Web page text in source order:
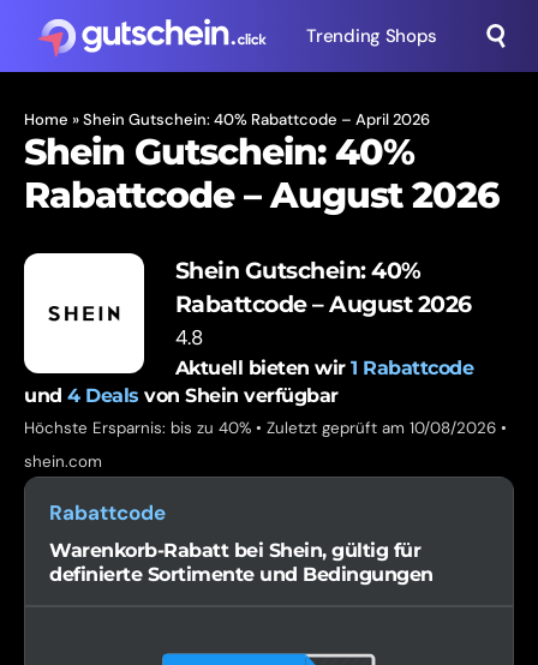
Trending Shops
Shein Gutschein: 40%
Rabattcode – August 2026
Home »Shein Gutschein: 40% Rabattcode – April 2026
Shein Gutschein: 40%
Rabattcode – August 2026
4.8
Aktuell bieten wir 1 Rabattcode
und 4Deals von Shein verfügbar
Höchste Ersparnis: bis zu 40% • Zuletzt geprüft am 10/08/2026 •
shein.com
Rabattcode
Warenkorb-Rabatt bei Shein, gültig für
definierte Sortimente und Bedingungen